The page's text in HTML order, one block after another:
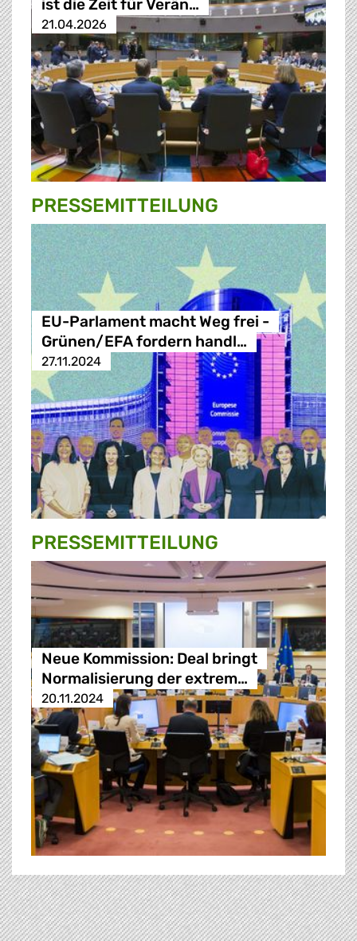
ist die Zeit für Verän…
21.04.2026
PRESSE­MITTEILUNG
EU-Parlament macht Weg frei -
Grünen/EFA fordern handl…
27.11.2024
PRESSE­MITTEILUNG
Neue Kommission: Deal bringt
Normalisierung der extrem…
20.11.2024